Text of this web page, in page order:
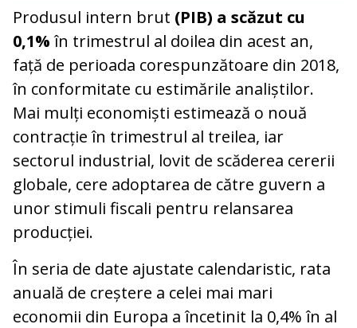
Produsul intern brut (PIB) a scăzut cu
0,1%în trimestrul al doilea din acest an,
față de perioada corespunzătoare din 2018,
în conformitate cu estimările analiștilor.
Mai mulți economiști estimează o nouă
contracție în trimestrul al treilea, iar
sectorul industrial, lovit de scăderea cererii
globale, cere adoptarea de către guvern a
unor stimuli fiscali pentru relansarea
producției.
În seria de date ajustate calendaristic, rata
anuală de creștere a celei mai mari
economii din Europa a încetinit la 0,4% în al